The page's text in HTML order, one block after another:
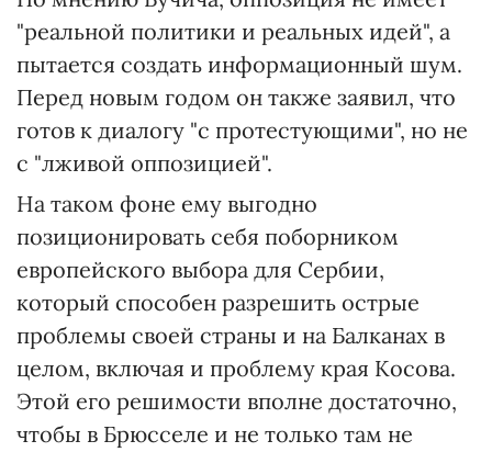
"реальной политики и реальных идей", а
пытается создать информационный шум.
Перед новым годом он также заявил, что
готов к диалогу "с протестующими", но не
с "лживой оппозицией".
На таком фоне ему выгодно
позиционировать себя поборником
европейского выбора для Сербии,
который способен разрешить острые
проблемы своей страны и на Балканах в
целом, включая и проблему края Косова.
Этой его решимости вполне достаточно,
чтобы в Брюсселе и не только там не